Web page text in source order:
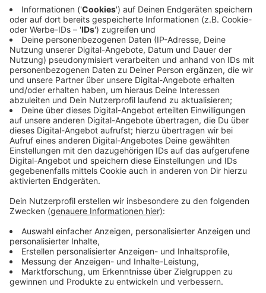
Das Rezept: "Rübenkraut-Tiramisu"
Anzeige
Zubereitungszeit: 40 Minuten
Für das Tiramisu:
500g Mascarpone
75g Rübenkraut
2 EL Strohrum
250g geschlagene Sahne
3 Blatt Gelatine
Grand Marnier
Für das Gelee:
0,2l Apfelsaft
1 Beutel Hagebuttentee
2 Blatt Gelatine